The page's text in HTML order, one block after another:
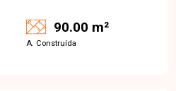
90.00 m²
A. Construída